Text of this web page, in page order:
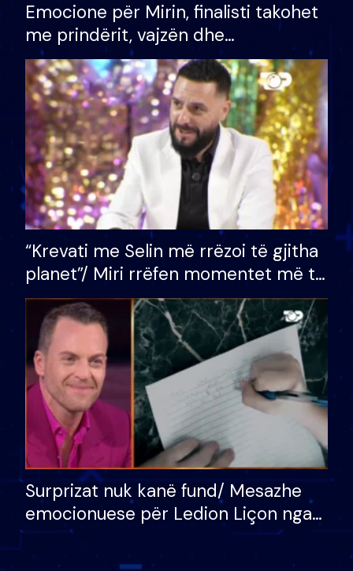
Emocione për Mirin, finalisti takohet
me prindërit, vajzën dhe
bashkëshorten: S’kemi ndonjë letër
divorci apo jo?
“Krevati me Selin më rrëzoi të gjitha
planet”/ Miri rrëfen momentet më të
bukura në shtëpinë e BB VIP: Do më
mungojë zilja e mëngjesit kur…
Surprizat nuk kanë fund/ Mesazhe
emocionuese për Ledion Liçon nga
nëna dhe fëmijët e tij, moderatori
nuk i mban dot lotët: Nuk meritoj…